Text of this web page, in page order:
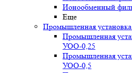
Ионообменный
Еще
Промышленная установка
Промышленная
УОО-0,25
Промышленная
УОО-0,5